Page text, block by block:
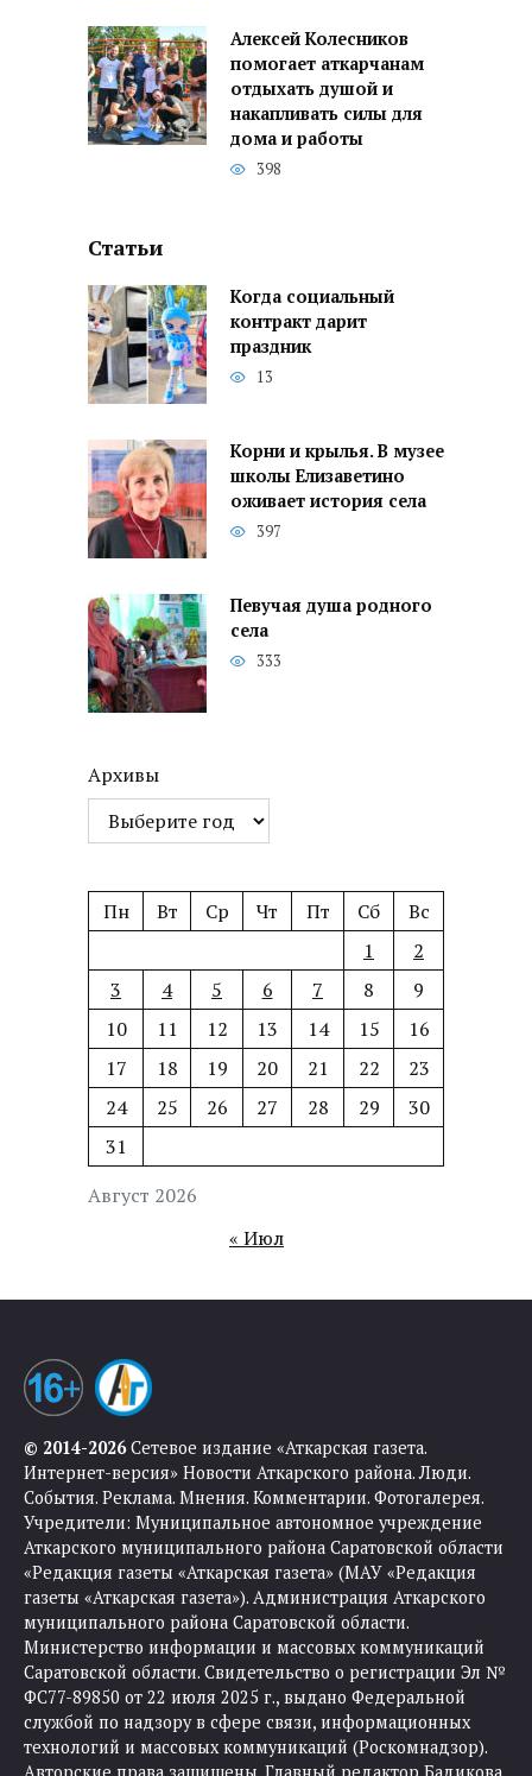
Алексей Колесников
помогает аткарчанам
отдыхать душой и
накапливать силы для
дома и работы
398
Статьи
Когда социальный
контракт дарит
праздник
13
Корни и крылья. В музее
школы Елизаветино
оживает история села
397
Певучая душа родного
села
333
Архивы
Август 2026
Пн Вт Ср Чт Пт Сб
Вс
1
2
3
4 5 6 7 8
9
10
11 12 13 14 15
16
17
18 19 20 21 22
23
24
25 26 27 28 29
30
31
« Июл
© 2014-2026Сетевое издание «Аткарская газета.
Интернет-версия» Новости Аткарского района. Люди.
События. Реклама. Мнения. Комментарии. Фотогалерея.
Учредители: Муниципальное автономное учреждение
Аткарского муниципального района Саратовской области
«Редакция газеты «Аткарская газета» (МАУ «Редакция
газеты «Аткарская газета»). Администрация Аткарского
муниципального района Саратовской области.
Министерство информации и массовых коммуникаций
Саратовской области. Свидетельство о регистрации Эл №
ФС77-89850 от 22 июля 2025 г., выдано Федеральной
службой по надзору в сфере связи, информационных
технологий и массовых коммуникаций (Роскомнадзор).
Авторские права защищены. Главный редактор Бадикова